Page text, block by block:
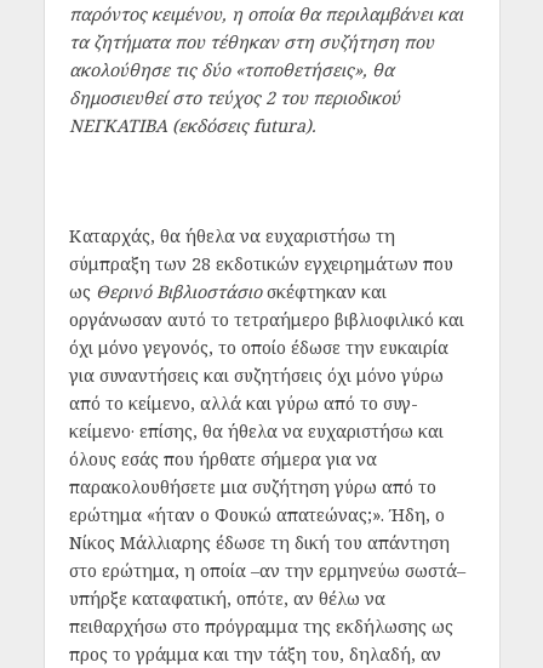
παρόντος κειμένου, η οποία θα περιλαμβάνει και
τα ζητήματα που τέθηκαν στη συζήτηση που
ακολούθησε τις δύο «τοποθετήσεις», θα
δημοσιευθεί στο τεύχος 2 του περιοδικού
ΝΕΓΚΑΤΙΒΑ(εκδόσεις futura).
Καταρχάς, θα ήθελα να ευχαριστήσω τη
σύμπραξη των 28 εκδοτικών εγχειρημάτων που
ως Θερινό Βιβλιοστάσιοσκέφτηκαν και
οργάνωσαν αυτό το τετραήμερο βιβλιοφιλικό και
όχι μόνο γεγονός, το οποίο έδωσε την ευκαιρία
για συναντήσεις και συζητήσεις όχι μόνο γύρω
από το κείμενο, αλλά και γύρω από το συγ-
κείμενο· επίσης, θα ήθελα να ευχαριστήσω και
όλους εσάς που ήρθατε σήμερα για να
παρακολουθήσετε μια συζήτηση γύρω από το
ερώτημα «ήταν ο Φουκώ απατεώνας;». Ήδη, ο
Νίκος Μάλλιαρης έδωσε τη δική του απάντηση
στο ερώτημα, η οποία –αν την ερμηνεύω σωστά–
υπήρξε καταφατική, οπότε, αν θέλω να
πειθαρχήσω στο πρόγραμμα της εκδήλωσης ως
προς το γράμμα και την τάξη του, δηλαδή, αν